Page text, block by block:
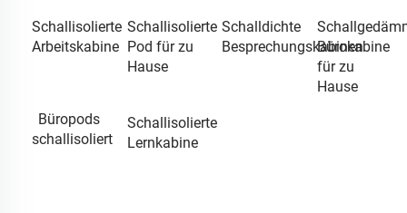
Schallisolierte
Arbeitskabine
Schallisolierte
Pod für zu
Hause
Schalldichte
Besprechungskabinen
Bürokabine
für zu
Hause
Büropods
schallisoliert
Schallisolierte
Lernkabine